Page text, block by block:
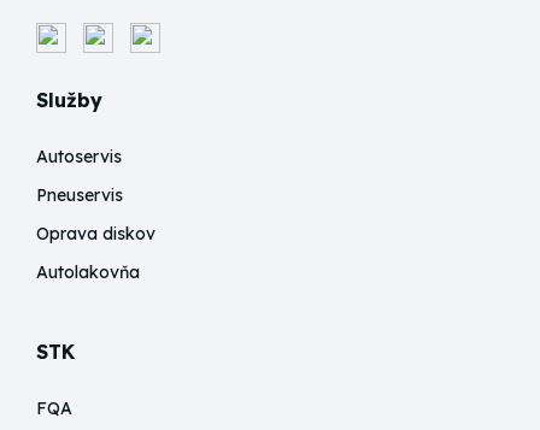
Služby
Autoservis
Pneuservis
Oprava diskov
Autolakovňa
STK
FQA